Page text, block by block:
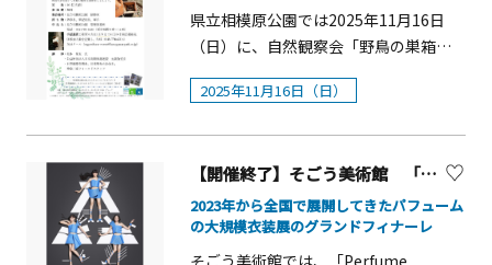
道模型展示～川崎を走る鉄道～（川崎
市立川崎総合科学高等学校定時制）川
崎のプロ卓球チームと卓球教室（木下
アビエル神奈川）VR KEIRIN GRAND
PRIX（公益財団法人JKA）川崎のアメ
ョー（オリエンタルバイオシルバース
ター）
ンテンツにより開催日時が異なります
&nbsp;■入場料：500円～ &nbsp;※入
場日・チケット種別により料金が異な
ります※一部、入場無料エリアあり※
詳細は特設サイトにてご確認ください
&nbsp;■主催：横浜赤レンガ倉庫（株
式会社横浜赤レンガ・公益財団法人横
浜市芸術文化振興財団）&nbsp;■協
賛：キリンビバレッジ株式会社、株式
舗ポップアップカフェスペース茶論望
塔亭にて「日本茶専門店 茶倉
SAKURA」がお茶や和菓子を提供しま
す。また、根岸駅にあるコッペパンが
人気の「パン屋のオヤジ」、横浜ゆか
店の「梅工房むめや」、漁師さんのキ
ッチンカー「SUNRISE BERTH（サン
ライズバース）」、元町の和菓子店
「香炉庵」が期間限定で出店します。
を掲示予定です。 レゴ&reg;ブロック
プレイグラウンド！人工芝が敷かれた
クで自由に遊べるエリアが登場。通常
ロ&reg;ブロックのエリアも登場しま
す。。 ■Hutte Town Area「Hutte
Town Area (ヒュッテタウンエリア)」
には20店舗が出店し、バラエティ豊か
や、数量限定ステッカープレゼント企
画も！ ■日程：2025年11月20日（木）
～12月25日（木）■場所 ルミネ全館 ※
一部コンテンツを除く ※ニュウマン館
は対象外■内容限定ビジュアル＆ムー
ビー &nbsp; ファンタジスタ歌麿呂氏デ
ザインディレクションによるオリジナ
ルビジュアル・ムービーを公開館内装
飾 &nbsp; ツリーやリースなど、館内を
県立相模原公園では2025年11月16日
（日）に、自然観察会「野鳥の巣箱の
観察と清掃」を開催します。野鳥の話
を聞いて巣箱の観察と清掃をしましょ
天時は中止）■定 員：20名(先着)■参
加 費：無料■集合場所：県立相模原公
園 研修室■持 ち 物：防寒具、筆記用
具、軍手■申 込 み：県立相模原公園 管
2025年11月16日（日）
【開催終了】そごう美術館 「Perfume COSTUME MUSEUM FINAL EDITION」
2023年から全国で展開してきたパフューム
の大規模衣装展のグランドフィナーレ
そごう美術館では、「Perfume